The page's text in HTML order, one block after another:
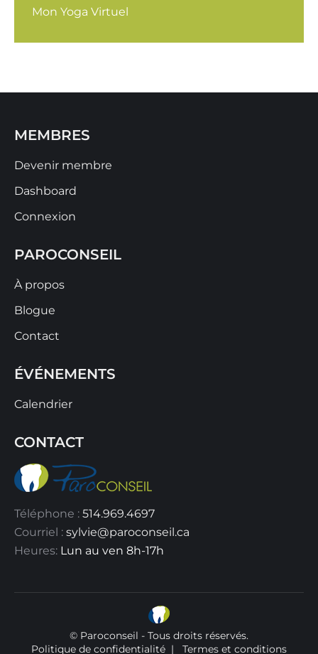
Mon Yoga Virtuel
MEMBRES
Devenir membre
Dashboard
Connexion
PAROCONSEIL
À propos
Blogue
Contact
ÉVÉNEMENTS
Calendrier
CONTACT
Téléphone : 514.969.4697
Courriel : sylvie@paroconseil.ca
Heures: Lun au ven 8h-17h
© Paroconseil - Tous droits réservés.
Politique de confidentialité | Termes et conditions